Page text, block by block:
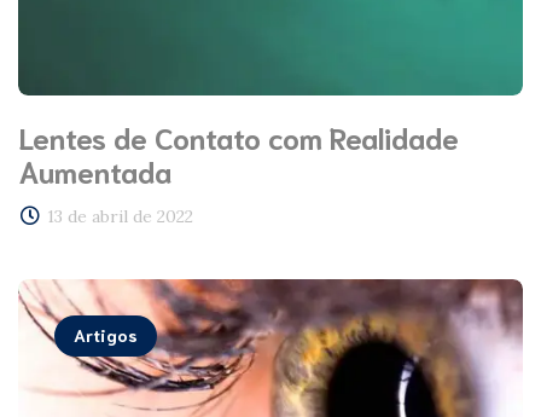
Lentes de Contato com Realidade
Aumentada
13 de abril de 2022
Artigos